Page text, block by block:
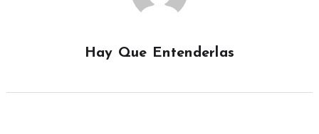
Hay Que Entenderlas